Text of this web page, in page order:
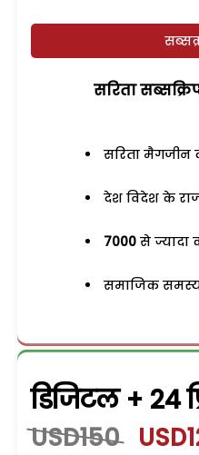
सरिता
सरिता मैगजीन
देश विदेश के
7000 से ज्यादा
समाजिक
डिजिटल + 24
USD150